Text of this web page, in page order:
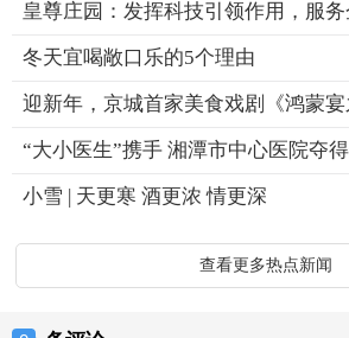
皇尊庄园：发挥科技引领作用，服
冬天宜喝敞口乐的5个理由
迎新年，京城首家美食戏剧《鸿蒙
“大小医生”携手 湘潭市中心医院夺
小雪 | 天更寒 酒更浓 情更深
查看更多热点新闻